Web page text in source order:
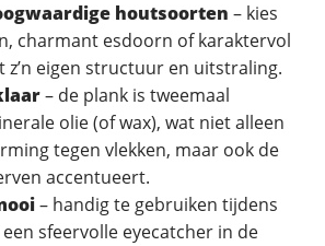
houtsoorten – kies
charmant esdoorn of karaktervol
z’n eigen structuur en uitstraling.
– de plank is tweemaal
olie (of wax), wat niet alleen
tegen vlekken, maar ook de
accentueert.
– handig te gebruiken tijdens
sfeervolle eyecatcher in de